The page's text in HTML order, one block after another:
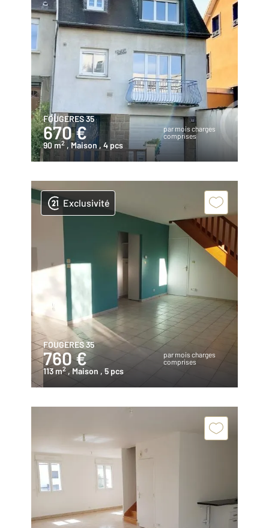
FOUGERES 35
670 €
par mois charges
comprises
90 m2 , Maison , 4 pcs
Exclusivité
FOUGERES 35
760 €
par mois charges
comprises
113 m2 , Maison , 5 pcs